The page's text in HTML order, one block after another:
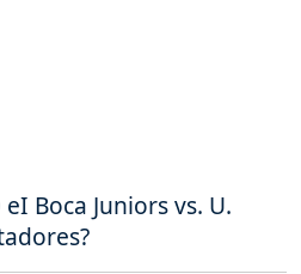
Boca Juniors vs. U.